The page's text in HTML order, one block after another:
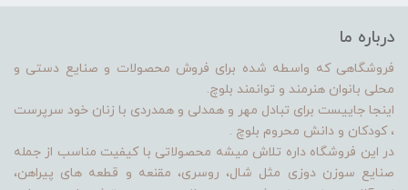
درباره ما
فروشگاهی که واسطه شده برای فروش محصولات و صنایع دستی و
محلی بانوان هنرمند و توانمند بلوچ.
اینجا جاییست برای تبادل مهر و همدلی و همدردی با زنان خود سرپرست
، کودکان و دانش محروم بلوچ .
در این فروشگاه داره تلاش میشه محصولاتی با کیفیت مناسب از جمله
صنایع سوزن دوزی مثل شال، روسری، مقنعه و قطعه های پیراهن،